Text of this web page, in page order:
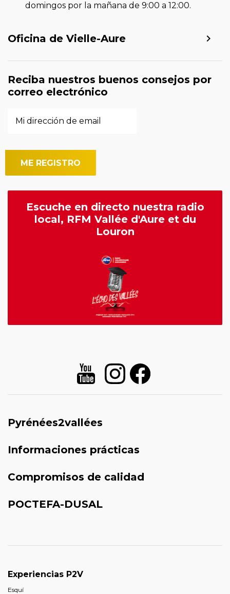
domingos por la mañana de 9:00 a 12:00.
Oficina de Vielle-Aure
Reciba nuestros buenos consejos por
correo electrónico
Escuche en directo nuestra radio
local, RFM Vallée d'Aure et du
Louron
Pyrénées2vallées
Informaciones prácticas
Compromisos de calidad
POCTEFA-DUSAL
Experiencias P2V
Esquí